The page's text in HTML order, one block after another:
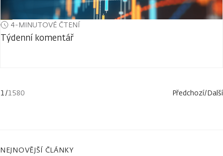
4-MINUTOVÉ ČTENÍ
Týdenní komentář
1/1580 Předchozí/Další
NEJNOVĚJŠÍ ČLÁNKY